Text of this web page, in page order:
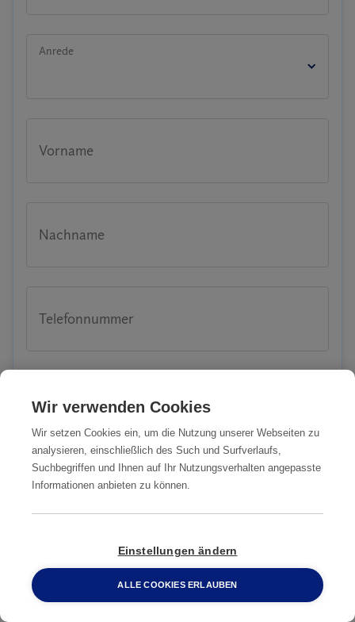
Anrede
Vorname
Nachname
Telefonnummer
Email-Adresse
PLZ
Stadt
0800 2 33 04 00
Wir verwenden Cookies
Wir setzen Cookies ein, um die Nutzung unserer Webseiten zu
analysieren, einschließlich des Such und Surfverlaufs,
Suchbegriffen und Ihnen auf Ihr Nutzungsverhalten angepasste
Informationen anbieten zu können.
Einstellungen ändern
ALLE COOKIES ERLAUBEN